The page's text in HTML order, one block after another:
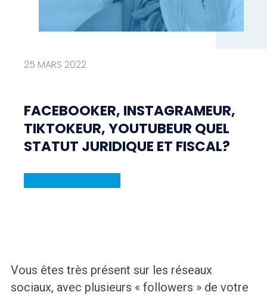
FACEBOOKER, INSTAGRAMEUR,
TIKTOKEUR, YOUTUBEUR QUEL
STATUT JURIDIQUE ET FISCAL?
25 MARS 2022
Vous êtes très présent sur les réseaux
sociaux, avec plusieurs « followers » de votre